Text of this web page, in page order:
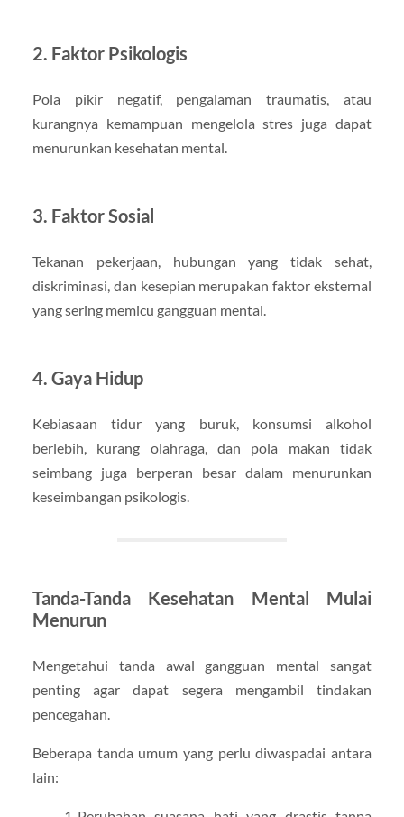
2. Faktor Psikologis
Pola pikir negatif, pengalaman traumatis, atau
kurangnya kemampuan mengelola stres juga dapat
menurunkan kesehatan mental.
3. Faktor Sosial
Tekanan pekerjaan, hubungan yang tidak sehat,
diskriminasi, dan kesepian merupakan faktor eksternal
yang sering memicu gangguan mental.
4. Gaya Hidup
Kebiasaan tidur yang buruk, konsumsi alkohol
berlebih, kurang olahraga, dan pola makan tidak
seimbang juga berperan besar dalam menurunkan
keseimbangan psikologis.
Tanda-Tanda Kesehatan Mental Mulai
Menurun
Mengetahui tanda awal gangguan mental sangat
penting agar dapat segera mengambil tindakan
pencegahan.
Beberapa tanda umum yang perlu diwaspadai antara
lain: